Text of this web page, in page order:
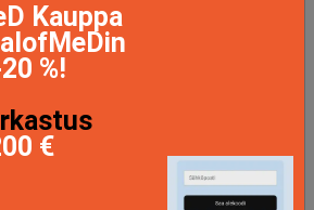
Kauppa
%!
€